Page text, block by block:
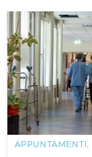
APPUNTAMENTI,